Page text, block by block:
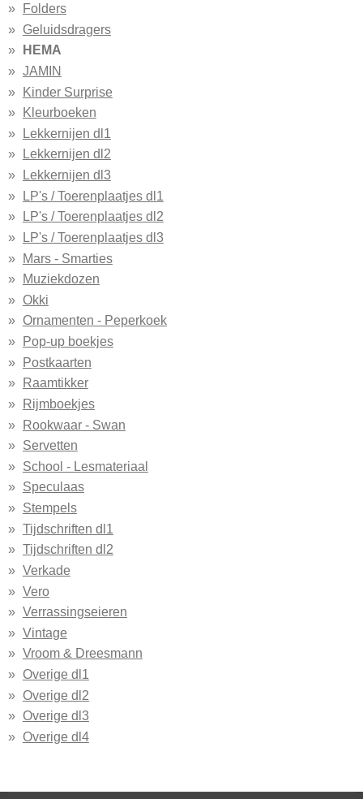
Folders
Geluidsdragers
HEMA
JAMIN
Kinder Surprise
Kleurboeken
Lekkernijen dl1
Lekkernijen dl2
Lekkernijen dl3
LP's / Toerenplaatjes dl1
LP's / Toerenplaatjes dl2
LP's / Toerenplaatjes dl3
Mars - Smarties
Muziekdozen
Okki
Ornamenten - Peperkoek
Pop-up boekjes
Postkaarten
Raamtikker
Rijmboekjes
Rookwaar - Swan
Servetten
School - Lesmateriaal
Speculaas
Stempels
Tijdschriften dl1
Tijdschriften dl2
Verkade
Vero
Verrassingseieren
Vintage
Vroom & Dreesmann
Overige dl1
Overige dl2
Overige dl3
Overige dl4